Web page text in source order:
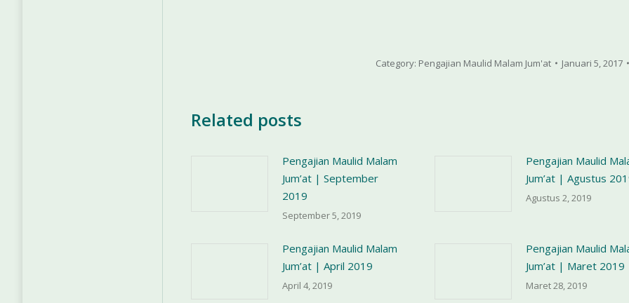
Category: Pengajian Maulid Malam Jum'at Januari 5, 2017
Related posts
Pengajian Maulid Malam
Jum’at | September
2019
September 5, 2019
Pengajian Maulid
Jum’at | Agustus
Agustus 2, 2019
Pengajian Maulid Malam
Jum’at | April 2019
April 4, 2019
Pengajian Maulid
Jum’at | Maret 2019
Maret 28, 2019